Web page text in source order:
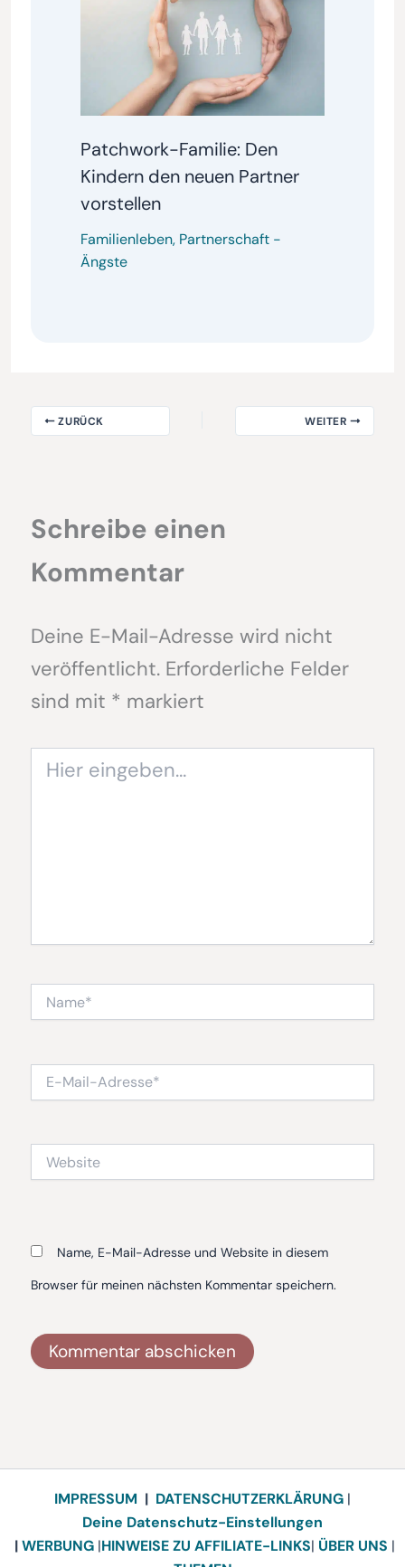
Patchwork-Familie: Den
Kindern den neuen Partner
vorstellen
Familienleben, Partnerschaft-
Ängste
ZURÜCK WEITER
Schreibe einen
Kommentar
Deine E-Mail-Adresse wird nicht
veröffentlicht. Erforderliche Felder
sind mit * markiert
eingeben…
Mail-
Name, E-Mail-Adresse und Website in diesem
Browser für meinen nächsten Kommentar speichern.
IMPRESSUM | DATENSCHUTZERKLÄRUNG |
Deine Datenschutz-Einstellungen
|WERBUNG |HINWEISE ZU AFFILIATE-LINKS| ÜBER UNS |